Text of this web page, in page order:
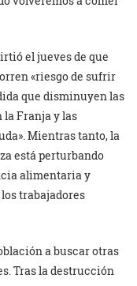
el jueves de que
«riesgo de sufrir
que disminuyen las
Franja y las
Mientras tanto, la
está perturbando
alimentaria y
trabajadores
a buscar otras
Tras la destrucción